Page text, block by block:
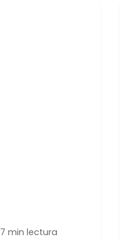
7 min lectura